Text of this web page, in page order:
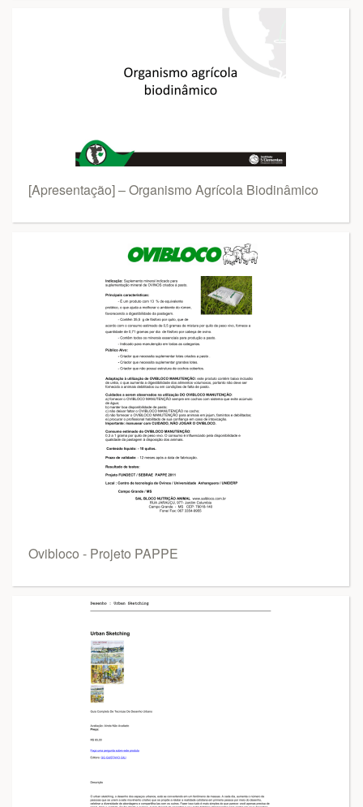
[Apresentação] – Organismo Agrícola Biodinâmico
Ovibloco - Projeto PAPPE